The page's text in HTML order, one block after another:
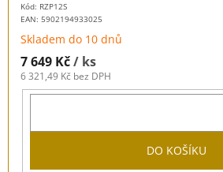
Kód: RZP12S
EAN: 5902194933025
Skladem do 10 dnů
7 649 Kč/ ks
6 321,49 Kč bez DPH
DO KOŠÍKU